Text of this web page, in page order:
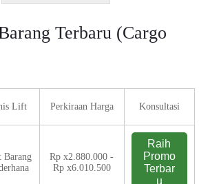
Terbaru (Cargo
Lift Perkiraan Harga Konsultasi
Rp x2.880.000 -
Rp x6.010.500
Raih
Promo
Terbar
u